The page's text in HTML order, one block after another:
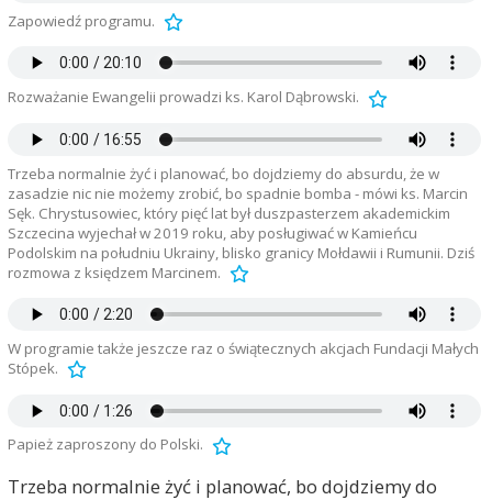
Zapowiedź programu.
Rozważanie Ewangelii prowadzi ks. Karol Dąbrowski.
Trzeba normalnie żyć i planować, bo dojdziemy do absurdu, że w
zasadzie nic nie możemy zrobić, bo spadnie bomba - mówi ks. Marcin
Sęk. Chrystusowiec, który pięć lat był duszpasterzem akademickim
Szczecina wyjechał w 2019 roku, aby posługiwać w Kamieńcu
Podolskim na południu Ukrainy, blisko granicy Mołdawii i Rumunii. Dziś
rozmowa z księdzem Marcinem.
W programie także jeszcze raz o świątecznych akcjach Fundacji Małych
Stópek.
Papież zaproszony do Polski.
Trzeba normalnie żyć i planować, bo dojdziemy do